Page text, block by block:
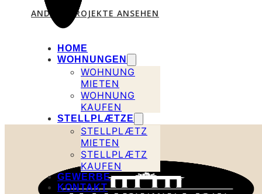
HOME
WOHNUNGEN
WOHNUNG
MIETEN
WOHNUNG
KAUFEN
STELLPLÆTZE
STELLPLÆTZ
MIETEN
STELLPLÆTZ
KAUFEN
GEWERBE
KONTAKT
ANDERE PROJEKTE ANSEHEN